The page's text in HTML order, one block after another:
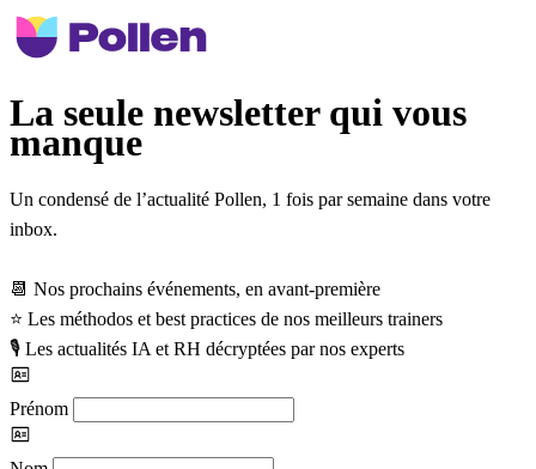
La seule newsletter qui vous
manque
Un condensé de l’actualité Pollen, 1 fois par semaine dans votre
inbox.
📆 Nos prochains événements, en avant-première
⭐ ️ Les méthodos et best practices de nos meilleurs trainers
🎙️ Les actualités IA et RH décryptées par nos experts
Prénom